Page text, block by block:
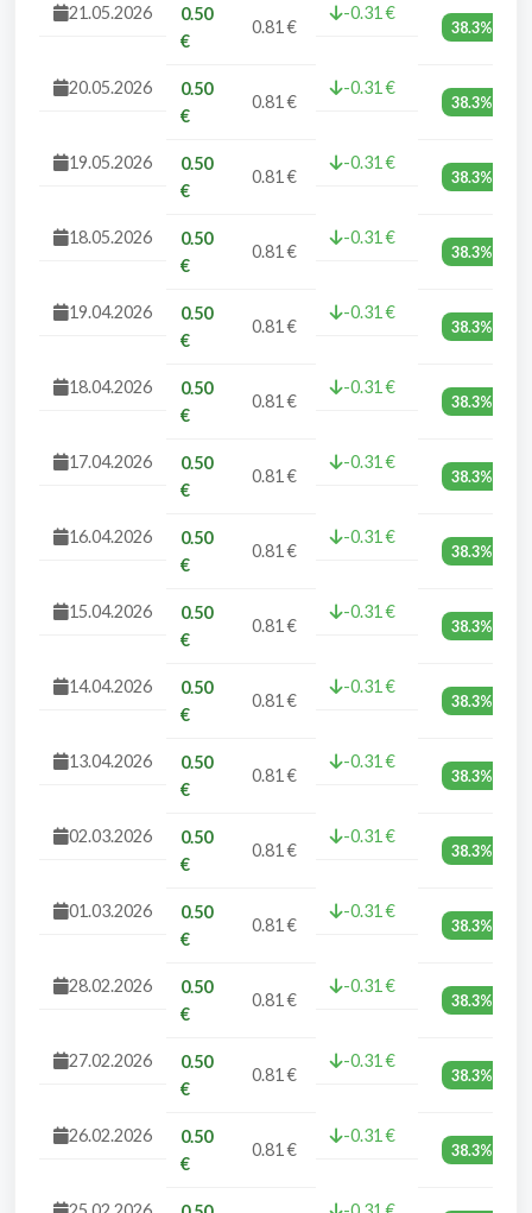
21.05.2026
0.50
€
0.81 €
-0.31 €
38.3%
20.05.2026
0.50
€
0.81 €
-0.31 €
38.3%
19.05.2026
0.50
€
0.81 €
-0.31 €
38.3%
18.05.2026
0.50
€
0.81 €
-0.31 €
38.3%
19.04.2026
0.50
€
0.81 €
-0.31 €
38.3%
18.04.2026
0.50
€
0.81 €
-0.31 €
38.3%
17.04.2026
0.50
€
0.81 €
-0.31 €
38.3%
16.04.2026
0.50
€
0.81 €
-0.31 €
38.3%
15.04.2026
0.50
€
0.81 €
-0.31 €
38.3%
14.04.2026
0.50
€
0.81 €
-0.31 €
38.3%
13.04.2026
0.50
€
0.81 €
-0.31 €
38.3%
02.03.2026
0.50
€
0.81 €
-0.31 €
38.3%
01.03.2026
0.50
€
0.81 €
-0.31 €
38.3%
28.02.2026
0.50
€
0.81 €
-0.31 €
38.3%
27.02.2026
0.50
€
0.81 €
-0.31 €
38.3%
26.02.2026
0.50
€
0.81 €
-0.31 €
38.3%